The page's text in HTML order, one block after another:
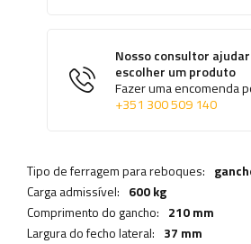
Nosso consultor
escolher um produto
Fazer uma encomenda
+351 300 509 140
Tipo de ferragem para reboques:
Carga admissível: 600 kg
Comprimento do gancho: 210 mm
Largura do fecho lateral: 37 mm